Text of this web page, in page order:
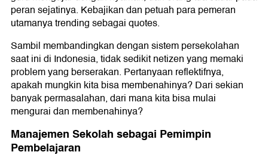
peran sejatinya. Kebajikan dan petuah para pemeran
utamanya trending sebagai quotes.
Sambil membandingkan dengan sistem persekolahan
saat ini di Indonesia, tidak sedikit netizen yang memaki
problem yang berserakan. Pertanyaan reflektifnya,
apakah mungkin kita bisa membenahinya? Dari sekian
banyak permasalahan, dari mana kita bisa mulai
mengurai dan membenahinya?
Manajemen Sekolah sebagai Pemimpin
Pembelajaran